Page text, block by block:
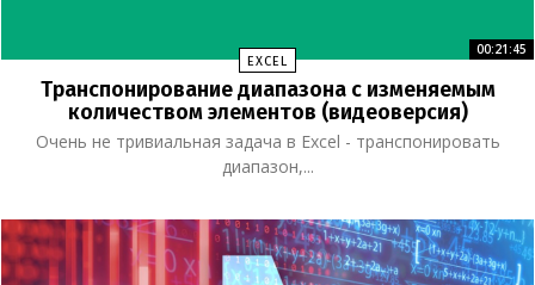
EXCEL
00:21:45
Транспонирование диапазона с изменяемым
количеством элементов (видеоверсия)
Очень не тривиальная задача в Excel - транспонировать
диапазон,...